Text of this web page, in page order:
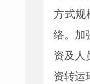
方式规
络。加
资及人
资转运